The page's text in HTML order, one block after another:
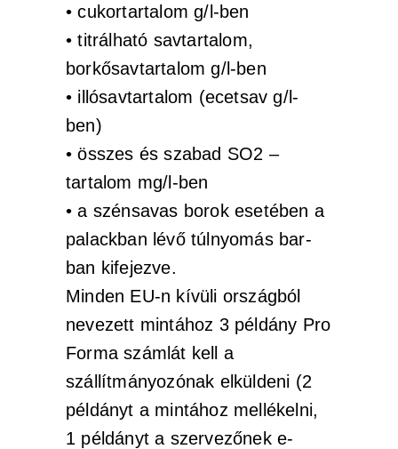
• cukortartalom g/l-ben
• titrálható savtartalom,
borkősavtartalom g/l-ben
• illósavtartalom (ecetsav g/l-
ben)
• összes és szabad SO2 –
tartalom mg/l-ben
• a szénsavas borok esetében a
palackban lévő túlnyomás bar-
ban kifejezve.
Minden EU-n kívüli országból
nevezett mintához 3 példány Pro
Forma számlát kell a
szállítmányozónak elküldeni (2
példányt a mintához mellékelni,
1 példányt a szervezőnek e-